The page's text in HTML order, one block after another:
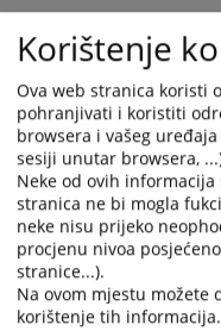
Prikazana vijest je na :
Prateći
Izvještaj o napretku
Korištenje
Ova web stranica koristi
pohranjivati i koristiti
browsera i vašeg
sesiji unutar browsera,
Neke od ovih
stranica ne bi mogla
neke nisu prijeko
procjenu nivoa
stranice...).
Na ovom mjestu
korištenje tih informacija.